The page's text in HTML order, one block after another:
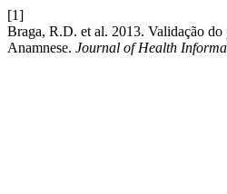
[1]
Braga, R.D. et al. 2013. Validação
Anamnese. Journal of Health